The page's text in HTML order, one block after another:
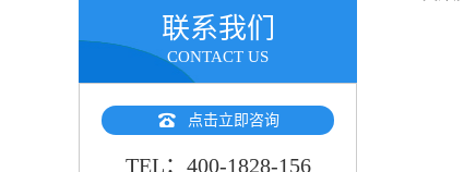
联系我们
CONTACT US
点击立即咨询
TEL：400-1828-156